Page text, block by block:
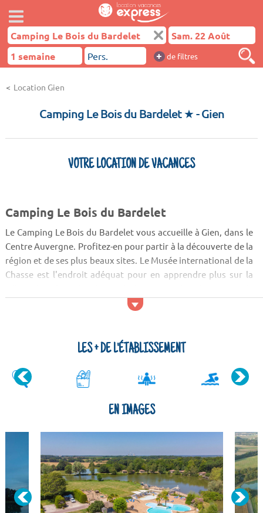
+ de filtres
Location Gien
Camping Le Bois du Bardelet ★- Gien
VOTRE LOCATION DE VACANCES
Camping Le Bois du Bardelet
Le Camping Le Bois du Bardelet vous accueille à Gien, dans le
Centre Auvergne. Profitez-en pour partir à la découverte de la
région et de ses plus beaux sites. Le Musée international de la
Chasse est l'endroit adéquat pour en apprendre plus sur la
tranquillité dans la nature ! Vous serez émerveillés par le
Activités et servic...LES + DE L'ÉTABLISSEMENT
EN IMAGES